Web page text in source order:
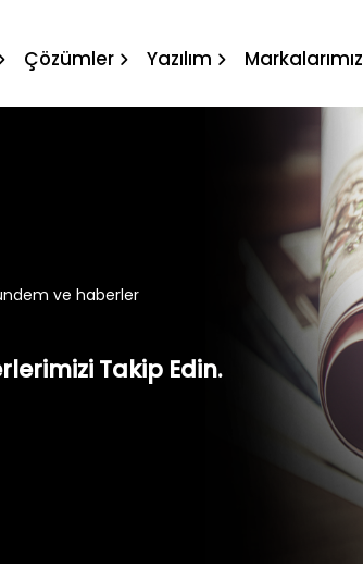
ve haberler
Çözümler Yazılım Markalarımız
ve haberler
Takip Edin.